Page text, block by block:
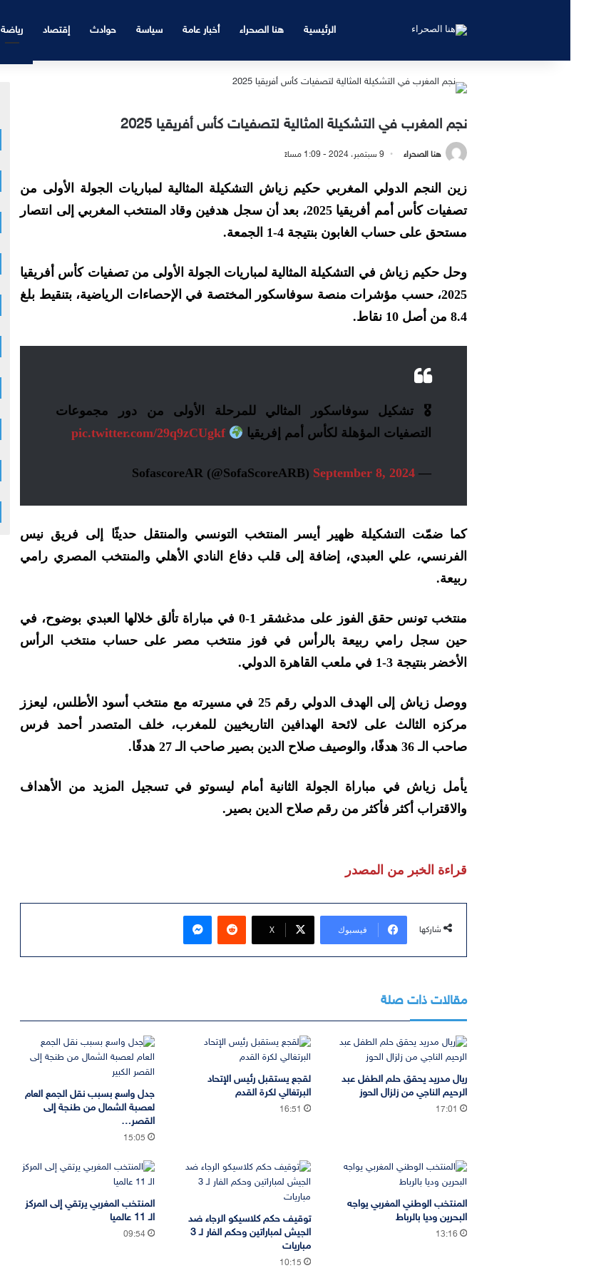
الرئيسية هنا الصحراء أخبار عامة سياسة حوادث إقتصاد رياضة
نجم المغرب في التشكيلة المثالية لتصفيات كأس أفريقيا 2025
هنا الصحراء 9 سبتمبر، 2024 - 1:09 مساءً
زين النجم الدولي المغربي حكيم زياش التشكيلة المثالية لمباريات الجولة الأولى من
تصفيات كأس أمم أفريقيا 2025، بعد أن سجل هدفين وقاد المنتخب المغربي إلى انتصار
مستحق على حساب الغابون بنتيجة 4-1 الجمعة.
وحل حكيم زياش في التشكيلة المثالية لمباريات الجولة الأولى من تصفيات كأس أفريقيا
2025، حسب مؤشرات منصة سوفاسكور المختصة في الإحصاءات الرياضية، بتنقيط بلغ
8.4 من أصل 10 نقاط.
🎖 تشكيل سوفاسكور المثالي للمرحلة الأولى من دور مجموعات
التصفيات المؤهلة لكأس أمم إفريقيا
pic.twitter.com/29q9zCUgkf
— SofascoreAR (@SofaScoreARB)
September 8, 2024
كما ضمّت التشكيلة ظهير أيسر المنتخب التونسي والمنتقل حديثًا إلى فريق نيس
الفرنسي، علي العبدي، إضافة إلى قلب دفاع النادي الأهلي والمنتخب المصري رامي
ربيعة.
منتخب تونس حقق الفوز على مدغشقر 1-0 في مباراة تألق خلالها العبدي بوضوح، في
حين سجل رامي ربيعة بالرأس في فوز منتخب مصر على حساب منتخب الرأس
الأخضر بنتيجة 3-1 في ملعب القاهرة الدولي.
ووصل زياش إلى الهدف الدولي رقم 25 في مسيرته مع منتخب أسود الأطلس، ليعزز
مركزه الثالث على لائحة الهدافين التاريخيين للمغرب، خلف المتصدر أحمد فرس
صاحب الـ 36 هدفًا، والوصيف صلاح الدين بصير صاحب الـ 27 هدفًا.
يأمل زياش في مباراة الجولة الثانية أمام ليسوتو في تسجيل المزيد من الأهداف
والاقتراب أكثر فأكثر من رقم صلاح الدين بصير.
قراءة الخبر من المصدر
شاركها فيسبوك ‫X
ماسنجر
مقالات ذات صلة
ريال مدريد يحقق حلم الطفل عبد
الرحيم الناجي من زلزال الحوز
17:01
لقجع يستقبل رئيس الإتحاد
البرتغالي لكرة القدم
16:51
جدل واسع بسبب نقل الجمع العام
لعصبة الشمال من طنجة إلى
القصر…
15:05
المنتخب الوطني المغربي يواجه
البحرين وديا بالرباط
13:16
توقيف حكم كلاسيكو الرجاء ضد
الجيش لمباراتين وحكم الفار لـ 3
مباريات
10:15
المنتخب المغربي يرتقي إلى المركز
الـ 11 عالميا
09:54